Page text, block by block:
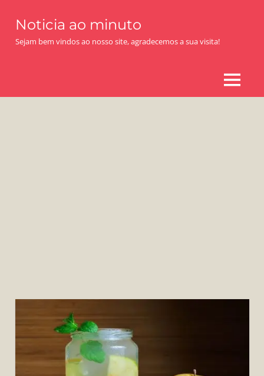
content
Noticia ao minuto
Sejam bem vindos ao nosso site, agradecemos a sua visita!
MENU